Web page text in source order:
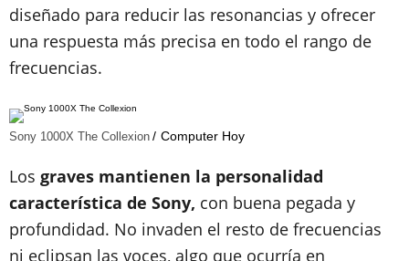
diseñado para reducir las resonancias y ofrecer
una respuesta más precisa en todo el rango de
frecuencias.
Sony 1000X The Collexion Computer Hoy
Los graves mantienen la personalidad
característica de Sony, con buena pegada y
profundidad. No invaden el resto de frecuencias
ni eclipsan las voces, algo que ocurría en